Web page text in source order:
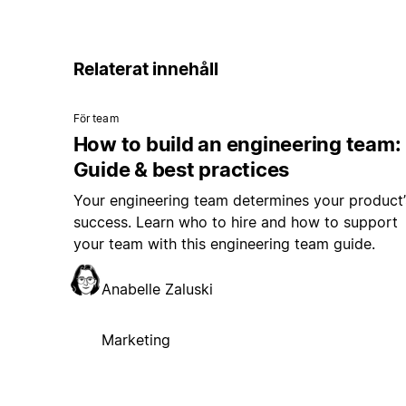
Relaterat innehåll
För team
How to build an engineering team:
Guide & best practices
Your engineering team determines your
success. Learn who to hire and how to support
your team with this engineering team guide.
Anabelle Zaluski
Marketing